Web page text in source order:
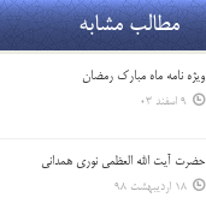
مطالب مشابه
ویژه نامه ماه مبارک رمضان
9 اسفند 03
حضرت آیت الله العظمی نوری همدانی
18 اردیبهشت 98